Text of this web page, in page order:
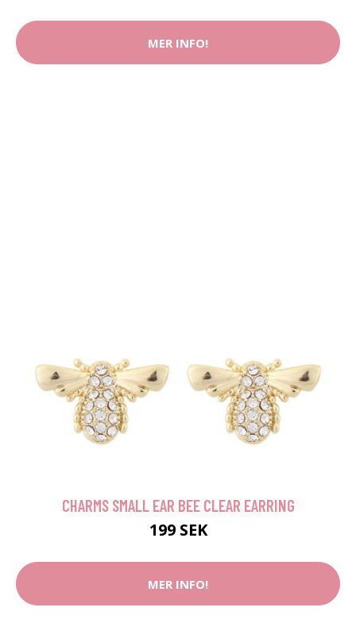
MER INFO!
CHARMS SMALL EAR BEE CLEAR EARRING
199 SEK
MER INFO!